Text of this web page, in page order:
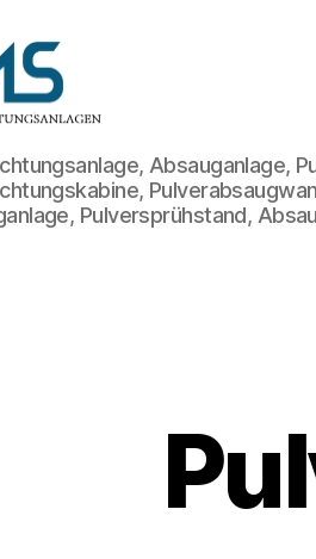
Absauganlage,
Pulversprühstand,